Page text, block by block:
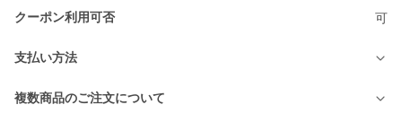
クーポン利用可否 可
支払い方法
複数商品のご注文について